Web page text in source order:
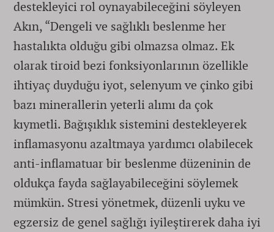
destekleyici rol oynayabileceğini söyleyen
Akın, “Dengeli ve sağlıklı beslenme her
hastalıkta olduğu gibi olmazsa olmaz. Ek
olarak tiroid bezi fonksiyonlarının özellikle
ihtiyaç duyduğu iyot, selenyum ve çinko gibi
bazı minerallerin yeterli alımı da çok
kıymetli. Bağışıklık sistemini destekleyerek
inflamasyonu azaltmaya yardımcı olabilecek
anti-inflamatuar bir beslenme düzeninin de
oldukça fayda sağlayabileceğini söylemek
mümkün. Stresi yönetmek, düzenli uyku ve
egzersiz de genel sağlığı iyileştirerek daha iyi